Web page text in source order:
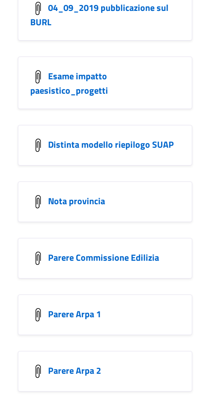
04_09_2019 pubblicazione sul
BURL
Esame impatto
paesistico_progetti
Distinta modello riepilogo SUAP
Nota provincia
Parere Commissione Edilizia
Parere Arpa 1
Parere Arpa 2